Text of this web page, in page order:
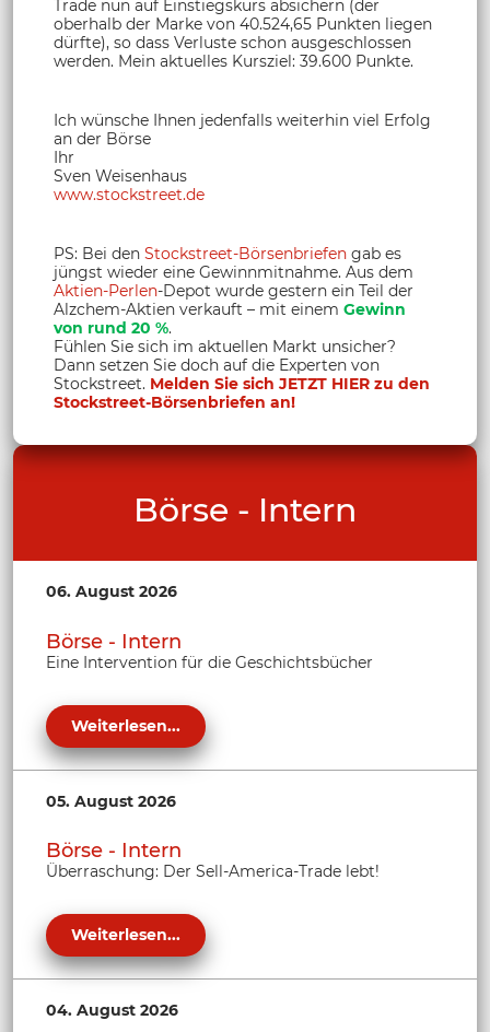
Trade nun auf Einstiegskurs absichern (der
oberhalb der Marke von 40.524,65 Punkten liegen
dürfte), so dass Verluste schon ausgeschlossen
werden. Mein aktuelles Kursziel: 39.600 Punkte.
Ich wünsche Ihnen jedenfalls weiterhin viel Erfolg
an der Börse
Ihr
Sven Weisenhaus
www.stockstreet.de
PS: Bei den Stockstreet-Börsenbriefen gab es
jüngst wieder eine Gewinnmitnahme. Aus dem
Aktien-Perlen-Depot wurde gestern ein Teil der
Alzchem-Aktien verkauft – mit einem Gewinn
von rund 20 %.
Fühlen Sie sich im aktuellen Markt unsicher?
Dann setzen Sie doch auf die Experten von
Stockstreet. Melden Sie sich JETZT HIER zu den
Stockstreet-Börsenbriefen an!
Börse - Intern
06. August 2026
Börse - Intern
Eine Intervention für die Geschichtsbücher
Weiterlesen...
05. August 2026
Börse - Intern
Überraschung: Der Sell-America-Trade lebt!
Weiterlesen...
04. August 2026